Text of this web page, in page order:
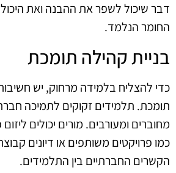
דבר שיכול לשפר את ההבנה ואת
החומר הנלמד.
בניית קהילה תומכת
כדי להצליח בלמידה מרחוק, יש
תומכת. תלמידים זקוקים לתמיכה
מחוברים ומעורבים. מורים יכולים
כמו פרויקטים משותפים או דיונים
הקשרים החברתיים בין התלמידים.